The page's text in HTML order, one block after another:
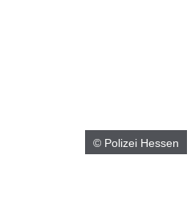
© Polizei Hessen